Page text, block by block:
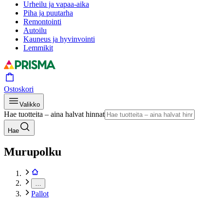
Urheilu ja vapaa-aika
Piha ja puutarha
Remontointi
Autoilu
Kauneus ja hyvinvointi
Lemmikit
Ostoskori
Valikko
Hae tuotteita – aina halvat hinnat
Hae
Murupolku
Pallot